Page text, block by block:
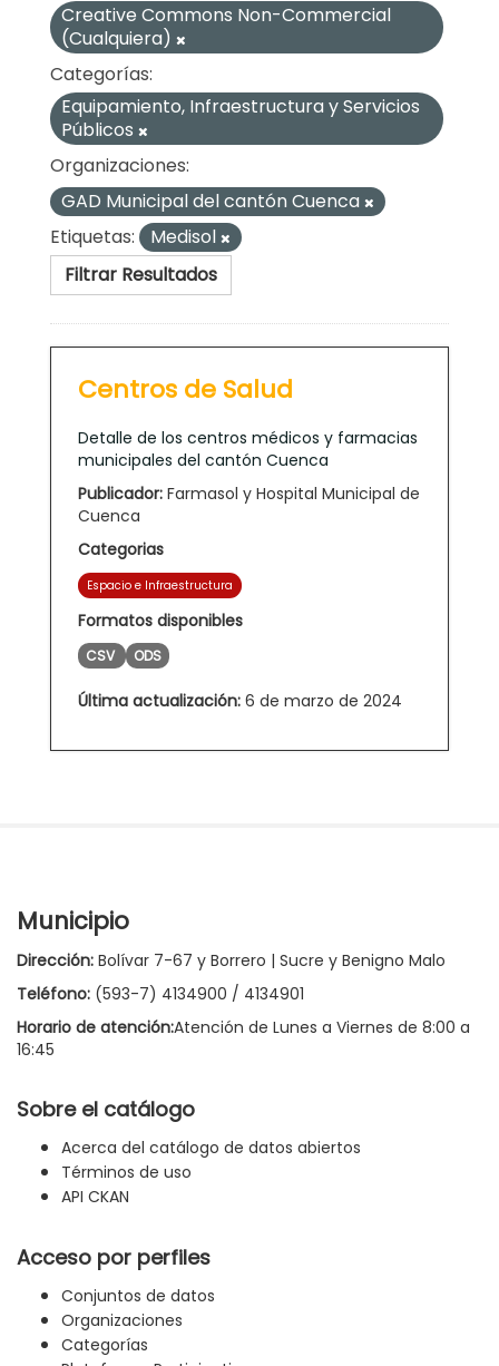
Creative Commons Non-Commercial
(Cualquiera)
Categorías:
Equipamiento, Infraestructura y Servicios
Públicos
Organizaciones:
GAD Municipal del cantón Cuenca
Etiquetas:
Medisol
Filtrar Resultados
Centros de Salud
Detalle de los centros médicos y farmacias
municipales del cantón Cuenca
Publicador: Farmasol y Hospital Municipal de
Cuenca
Categorias
Espacio e Infraestructura
Formatos disponibles
CSV ODS
Última actualización: 6 de marzo de 2024
Municipio
Dirección: Bolívar 7-67 y Borrero | Sucre y Benigno Malo
Teléfono: (593-7) 4134900 / 4134901
Horario de atención:Atención de Lunes a Viernes de 8:00 a
16:45
Sobre el catálogo
Acerca del catálogo de datos abiertos
Términos de uso
API CKAN
Acceso por perfiles
Conjuntos de datos
Organizaciones
Categorías